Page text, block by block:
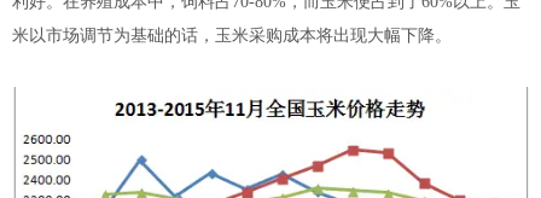
米以市场调节为基础的话，玉米采购成本将出现大幅下降。